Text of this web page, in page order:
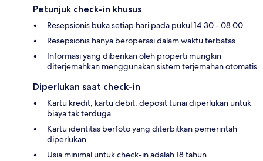
Petunjuk check-in khusus
Resepsionis buka setiap hari pada pukul 14.30 - 08.00
Resepsionis hanya beroperasi dalam waktu terbatas
Informasi yang diberikan oleh properti mungkin
diterjemahkan menggunakan sistem terjemahan otomatis
Diperlukan saat check-in
Kartu kredit, kartu debit, deposit tunai diperlukan untuk
biaya tak terduga
Kartu identitas berfoto yang diterbitkan pemerintah
diperlukan
Usia minimal untuk check-in adalah 18 tahun